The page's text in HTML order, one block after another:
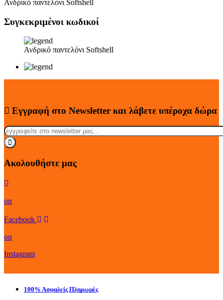
Ανδρικό παντελόνι Softshell
Συγκεκριμένοι κωδικοί
Ανδρικό παντελόνι Softshell
Εγγραφή στο Newsletter και λάβετε υπέροχα δώρα
Ακολουθήστε μας
on
Facebook
on
Instagram
100% Ασφαλείς Πληρωμές